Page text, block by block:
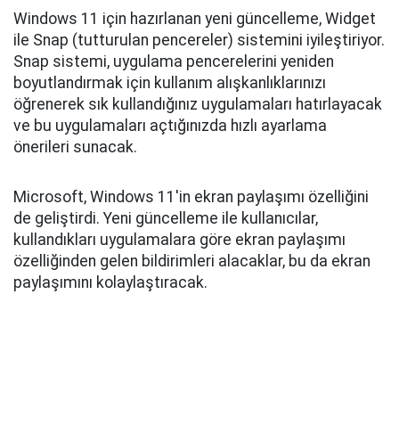
Windows 11 için hazırlanan yeni güncelleme, Widget
ile Snap (tutturulan pencereler) sistemini iyileştiriyor.
Snap sistemi, uygulama pencerelerini yeniden
boyutlandırmak için kullanım alışkanlıklarınızı
öğrenerek sık kullandığınız uygulamaları hatırlayacak
ve bu uygulamaları açtığınızda hızlı ayarlama
önerileri sunacak.
Microsoft, Windows 11'in ekran paylaşımı özelliğini
de geliştirdi. Yeni güncelleme ile kullanıcılar,
kullandıkları uygulamalara göre ekran paylaşımı
özelliğinden gelen bildirimleri alacaklar, bu da ekran
paylaşımını kolaylaştıracak.